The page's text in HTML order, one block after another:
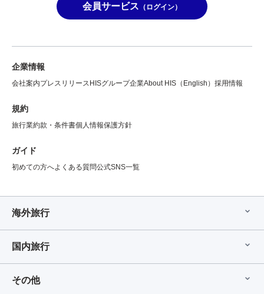
会員サービス （ログイン）
企業情報
会社案内プレスリリース HISグループ企業About HIS（English） 採用情報
規約
旅行業約款・条件書個人情報保護方針
ガイド
初めての方へよくある質問公式SNS一覧
海外旅行
国内旅行
その他